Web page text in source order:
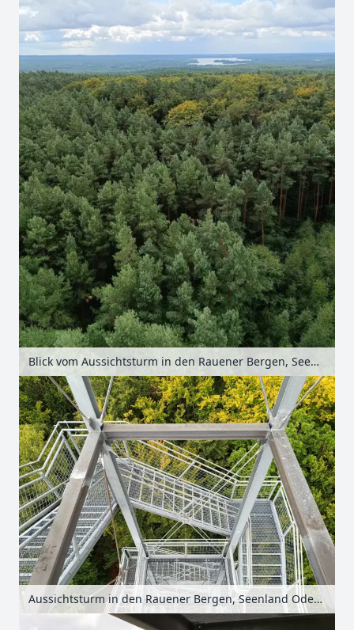
Blick vom Aussichtsturm in den Rauener Bergen, Seenland Oder-Spree, Brandenburg, Deutschland
Aussichtsturm in den Rauener Bergen, Seenland Oder-Spree, Brandenburg, Deutschland